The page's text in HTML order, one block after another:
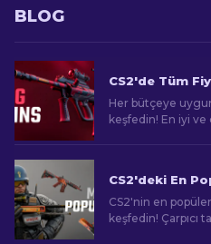
BLOG
Her bütçeye
keşfedin! En iyi ve
CS2'nin en
keşfedin! Çarpıcı